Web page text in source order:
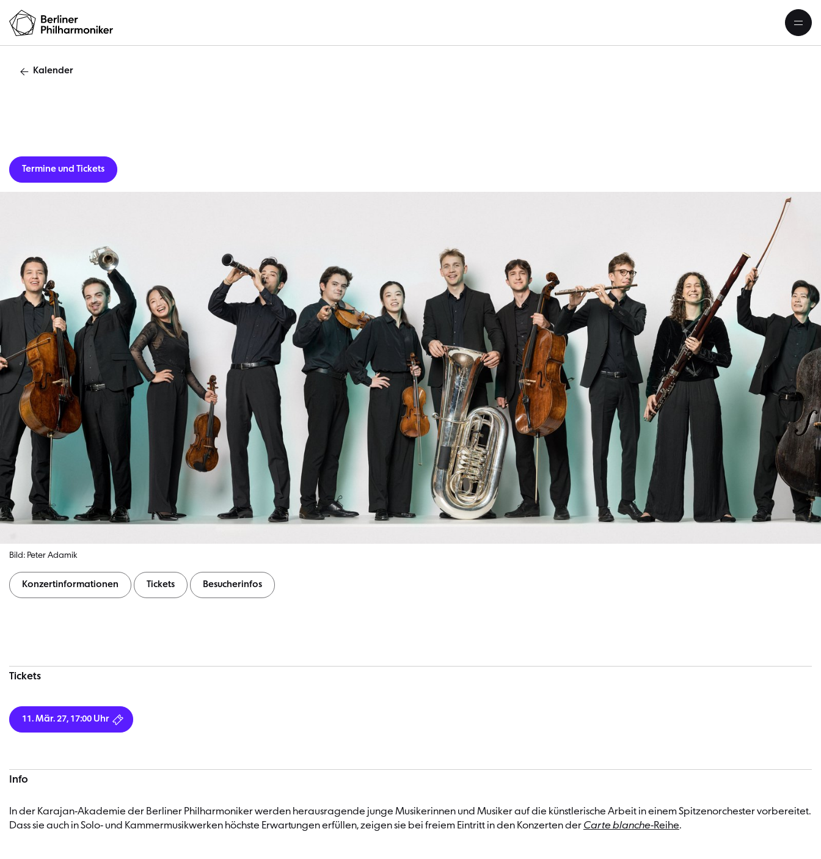
Kalender
Termine und Tickets
Bild: Peter Adamik
Konzertinformationen Tickets Besucherinfos
Tickets
11. Mär. 27, 17:00 Uhr
Info
In der Karajan-Akademie der Berliner Philharmoniker werden herausragende junge Musikerinnen und Musiker auf die künstlerische Arbeit in einem Spitzenorchester vorbereitet.
Dass sie auch in Solo- und Kammermusikwerken höchste Erwartungen erfüllen, zeigen sie bei freiem Eintritt in den Konzerten der Carte blanche-Reihe.